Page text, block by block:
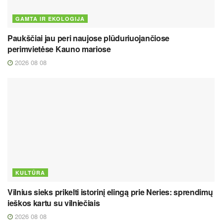
GAMTA IR EKOLOGIJA
Paukščiai jau peri naujose plūduriuojančiose
perimvietėse Kauno mariose
2026 08 08
KULTŪRA
Vilnius sieks prikelti istorinį elingą prie Neries: sprendimų
ieškos kartu su vilniečiais
2026 08 08